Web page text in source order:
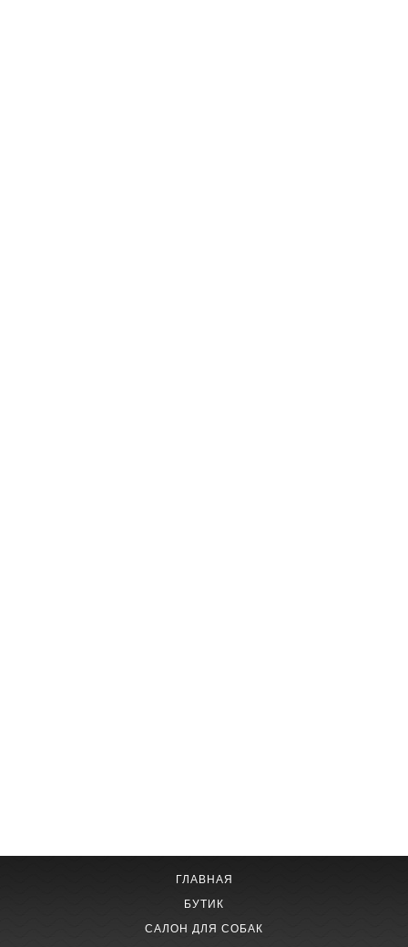
ГЛАВНАЯ
БУТИК
САЛОН ДЛЯ СОБАК